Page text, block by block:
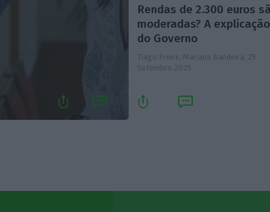
Rendas de 2.300 euros
moderadas? A explicação
do Governo
Tiago Freire, Mariana Bandeira,
25
Setembro 2025